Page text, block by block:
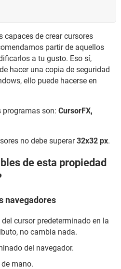
capaces de crear cursores
partir de aquellos
a tu gusto. Eso sí,
hacer una copia de seguridad
ello puede hacerse en
programas son: CursorFX,
no debe superar32x32 px.
de esta propiedad
navegadores
cursor predeterminado en la
no cambia nada.
del navegador.
mano.